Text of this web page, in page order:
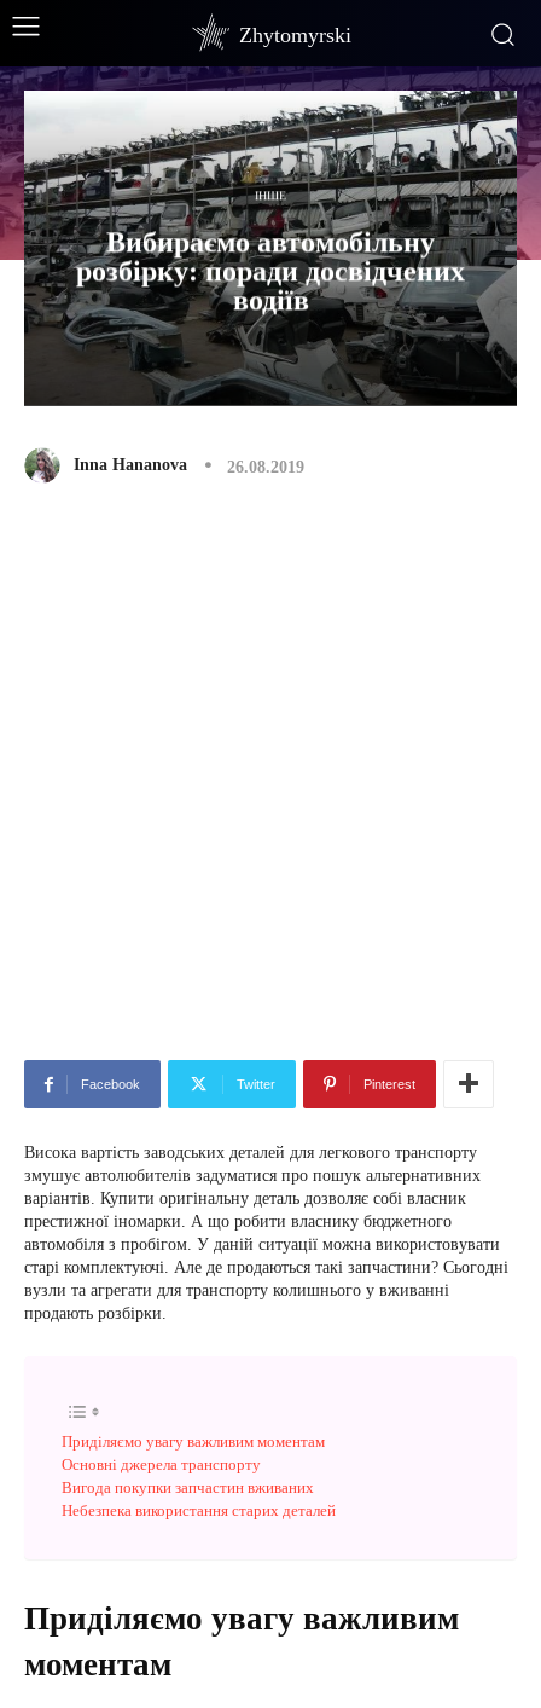
Zhytomyrski
ІНШЕ
Вибираємо автомобільну
розбірку: поради досвідчених
водіїв
Inna Hananova 26.08.2019
Facebook Twitter Pinterest
Висока вартість заводських деталей для легкового транспорту
змушує автолюбителів задуматися про пошук альтернативних
варіантів. Купити оригінальну деталь дозволяє собі власник
престижної іномарки. А що робити власнику бюджетного
автомобіля з пробігом. У даній ситуації можна використовувати
старі комплектуючі. Але де продаються такі запчастини? Сьогодні
вузли та агрегати для транспорту колишнього у вживанні
продають розбірки.
Приділяємо увагу важливим моментам
Основні джерела транспорту
Вигода покупки запчастин вживаних
Небезпека використання старих деталей
Приділяємо увагу важливим
моментам